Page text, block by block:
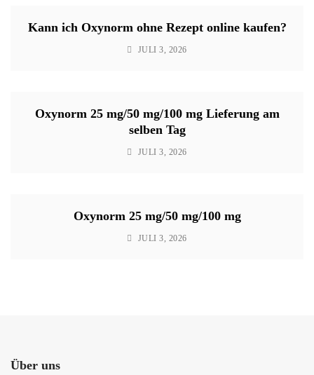
Kann ich Oxynorm ohne Rezept online kaufen?
JULI 3, 2026
Oxynorm 25 mg/50 mg/100 mg Lieferung am
selben Tag
JULI 3, 2026
Oxynorm 25 mg/50 mg/100 mg
JULI 3, 2026
Über uns